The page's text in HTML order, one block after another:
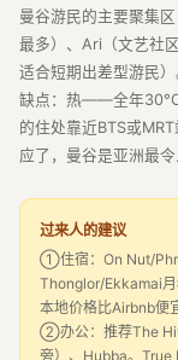
曼谷游民的主要聚集
最多）、Ari（文艺社
适合短期出差型游民
缺点：热——全年
的住处靠近BTS或
应了，曼谷是亚洲最令
过来人的建议
①住宿：On Nut/
Thonglor/Ekkamai
本地价格比Airbnb便
②办公：推荐The
旁）、Hubba。True